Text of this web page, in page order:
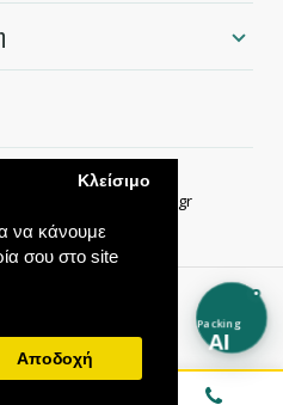
να κάνουμε
σου στο site
Κλείσιμο
Αποδοχή
info@packing.gr
Packing
AI